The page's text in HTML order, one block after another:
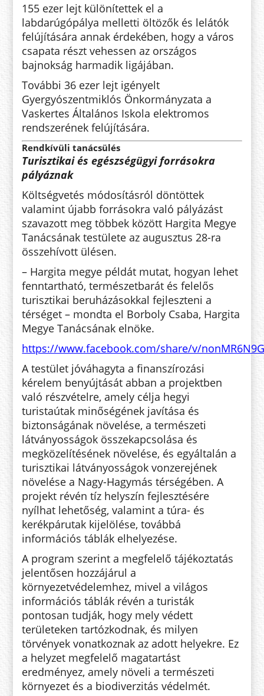
155 ezer lejt különítettek el a
labdarúgópálya melletti öltözők és lelátók
felújítására annak érdekében, hogy a város
csapata részt vehessen az országos
bajnokság harmadik ligájában.
További 36 ezer lejt igényelt
Gyergyószentmiklós Önkormányzata a
Vaskertes Általános Iskola elektromos
rendszerének felújítására.
Rendkívüli tanácsülés
Turisztikai és egészségügyi forrásokra
pályáznak
Költségvetés módosításról döntöttek
valamint újabb forrásokra való pályázást
szavazott meg többek között Hargita Megye
Tanácsának testülete az augusztus 28-ra
összehívott ülésen.
– Hargita megye példát mutat, hogyan lehet
fenntartható, természetbarát és felelős
turisztikai beruházásokkal fejleszteni a
térséget – mondta el Borboly Csaba, Hargita
Megye Tanácsának elnöke.
https://www.facebook.com/share/v/
A testület jóváhagyta a finanszírozási
kérelem benyújtását abban a projektben
való részvételre, amely célja hegyi
turistaútak minőségének javítása és
biztonságának növelése, a természeti
látványosságok összekapcsolása és
megközelítésének növelése, és egyáltalán a
turisztikai látványosságok vonzerejének
növelése a Nagy-Hagymás térségében. A
projekt révén tíz helyszín fejlesztésére
nyílhat lehetőség, valamint a túra- és
kerékpárutak kijelölése, továbbá
információs táblák elhelyezése.
A program szerint a megfelelő tájékoztatás
jelentősen hozzájárul a
környezetvédelemhez, mivel a világos
információs táblák révén a turisták
pontosan tudják, hogy mely védett
területeken tartózkodnak, és milyen
törvények vonatkoznak az adott helyekre. Ez
a helyzet megfelelő magatartást
eredményez, amely növeli a természeti
környezet és a biodiverzitás védelmét.